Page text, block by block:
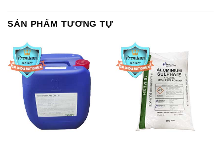
Chất Bảo Quản CMIT Thái
Lan Thailand
Phèn Nhôm – Al2(SO4)3 17%
Ấn Độ India